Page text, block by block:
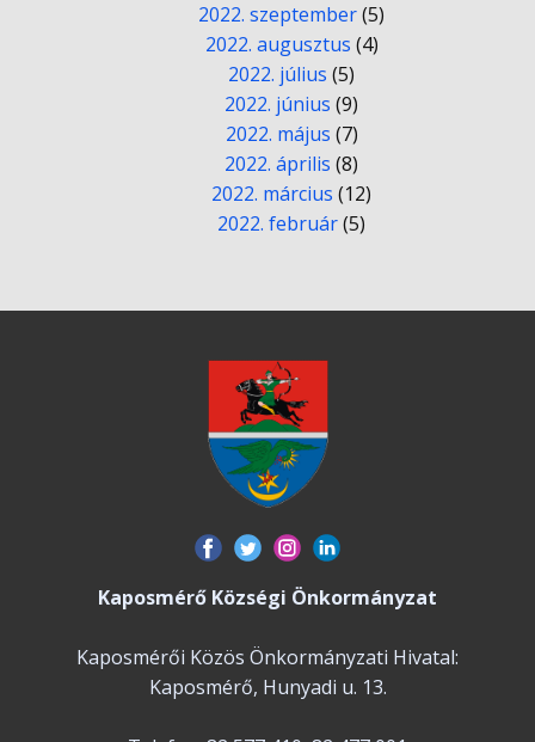
2022. szeptember(5)
2022. augusztus (4)
2022. július (5)
2022. június (9)
2022. május (7)
2022. április (8)
2022. március (12)
2022. február(5)
Kaposmérő Községi Önkormányzat
Kaposmérői Közös Önkormányzati Hivatal:
Kaposmérő, Hunyadi u. 13.